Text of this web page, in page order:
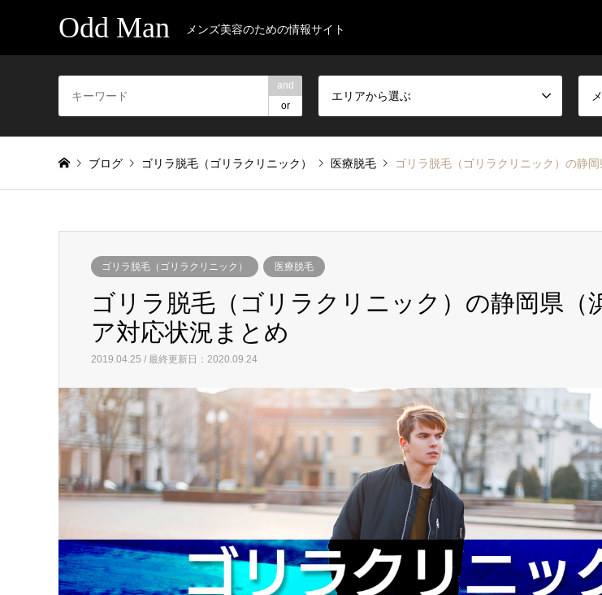
Odd Man メンズ美容のための情報サイト
and
or
エリアから選ぶ
ブログ ゴリラ脱毛（ゴリラクリニック） 医療脱毛 ゴリラ脱毛（ゴリラクリニック）の静
ゴリラ脱毛（ゴリラクリニック） 医療脱毛
ゴリラ脱毛（ゴリラクリニック）の静岡県（
ア対応状況まとめ
2019.04.25 / 最終更新日：2020.09.24